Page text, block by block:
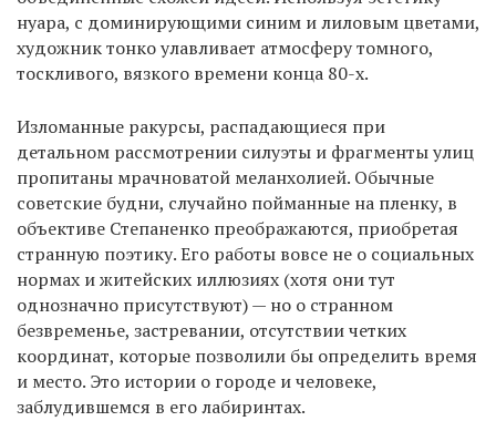
нуара, с доминирующими синим и лиловым цветами,
художник тонко улавливает атмосферу томного,
тоскливого, вязкого времени конца 80-х.
Изломанные ракурсы, распадающиеся при
детальном рассмотрении силуэты и фрагменты улиц
пропитаны мрачноватой меланхолией. Обычные
советские будни, случайно пойманные на пленку, в
объективе Степаненко преображаются, приобретая
странную поэтику. Его работы вовсе не о социальных
нормах и житейских иллюзиях (хотя они тут
однозначно присутствуют) — но о странном
безвременье, застревании, отсутствии четких
координат, которые позволили бы определить время
и место. Это истории о городе и человеке,
заблудившемся в его лабиринтах.